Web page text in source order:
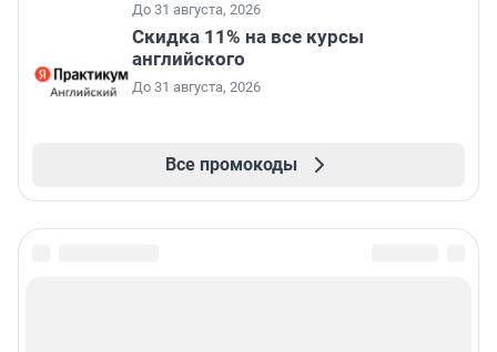
До 31 августа, 2026
Скидка 11% на все курсы
английского
До 31 августа, 2026
Все промокоды